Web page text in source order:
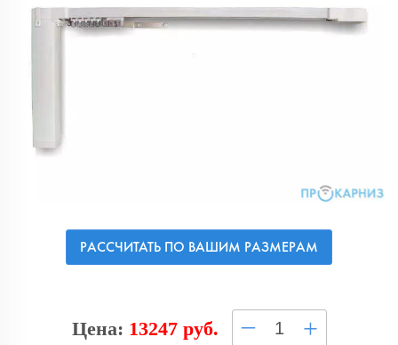
РАССЧИТАТЬ ПО ВАШИМ РАЗМЕРАМ
Цена: 13247 руб. – +